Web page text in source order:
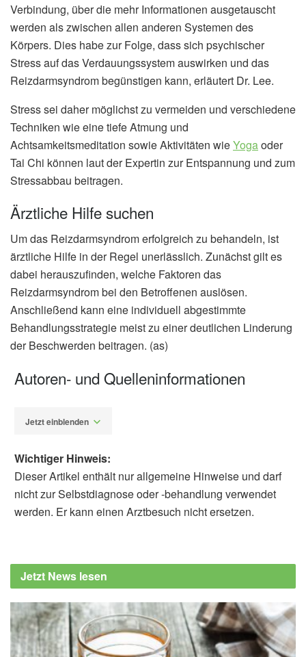
Verbindung, über die mehr Informationen ausgetauscht
werden als zwischen allen anderen Systemen des
Körpers. Dies habe zur Folge, dass sich psychischer
Stress auf das Verdauungssystem auswirken und das
Reizdarmsyndrom begünstigen kann, erläutert Dr. Lee.
Stress sei daher möglichst zu vermeiden und verschiedene
Techniken wie eine tiefe Atmung und
Achtsamkeitsmeditation sowie Aktivitäten wieYogaoder
Tai Chi können laut der Expertin zur Entspannung und zum
Stressabbau beitragen.
Ärztliche Hilfe suchen
Um das Reizdarmsyndrom erfolgreich zu behandeln, ist
ärztliche Hilfe in der Regel unerlässlich. Zunächst gilt es
dabei herauszufinden, welche Faktoren das
Reizdarmsyndrom bei den Betroffenen auslösen.
Anschließend kann eine individuell abgestimmte
Behandlungsstrategie meist zu einer deutlichen Linderung
der Beschwerden beitragen. (as)
Autoren- und Quelleninformationen
Jetzt einblenden
Josefsson, Johann P. Hreinsson, Lena Böhn,
et al.: A low FODMAP diet plus traditional
versus pharmacological treatment in irritable
bowel syndrome (CARIBS): a single-centre,
single-blind, randomised controlled trial; in:
Wichtiger Hinweis:
Dieser Artikel enthält nur allgemeine Hinweise und darf
nicht zur Selbstdiagnose oder -behandlung verwendet
werden. Er kann einen Arztbesuch nicht ersetzen.
Jetzt News lesen